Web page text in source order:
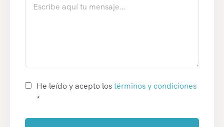
He leído y acepto lostérminos y condiciones
*